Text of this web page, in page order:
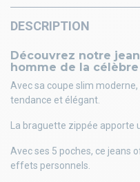
DESCRIPTION
Découvrez notre
homme de la
Avec sa coupe slim
tendance et élégant.
La braguette zippée apporte
Avec ses 5 poches, ce jeans
effets personnels.